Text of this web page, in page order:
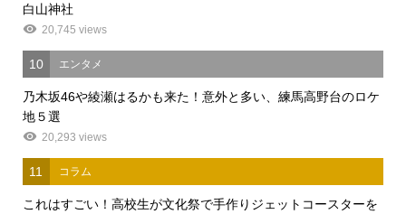
白山神社
20,745 views
10 エンタメ
乃木坂46や綾瀬はるかも来た！意外と多い、練馬高野台のロケ
地５選
20,293 views
11 コラム
これはすごい！高校生が文化祭で手作りジェットコースターを